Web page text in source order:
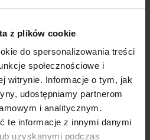
z plików cookie
do spersonalizowania treści
społecznościowe i
witrynie. Informacje o tym, jak
udostępniamy partnerom
i analitycznym.
te informacje z innymi danymi
uzyskanymi podczas
wyposażyć się w
na grilla. Na rynku
produktów tego typu,
spełnią nasze
skuteczności ochrony
zapewniającej
bez żadnych